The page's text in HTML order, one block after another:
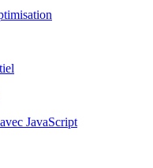
JavaScript